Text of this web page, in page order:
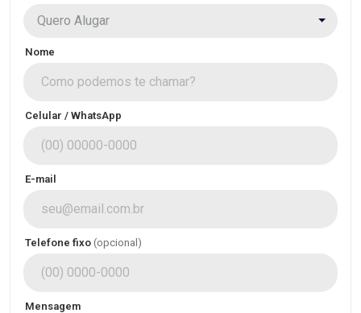
Quero Alugar
Nome
Celular / WhatsApp
E-mail
Telefone fixo (opcional)
Mensagem